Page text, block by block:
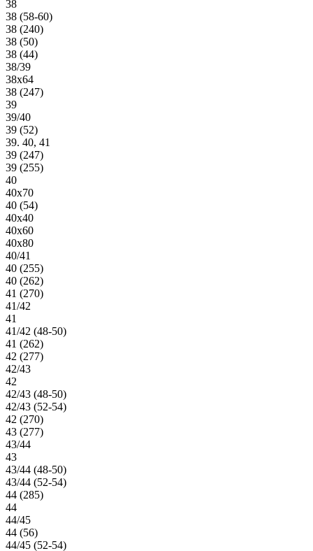
38
38 (58-60)
38 (240)
38 (50)
38 (44)
38/39
38х64
38 (247)
39
39/40
39 (52)
39. 40, 41
39 (247)
39 (255)
40
40х70
40 (54)
40х40
40х60
40х80
40/41
40 (255)
40 (262)
41 (270)
41/42
41
41/42 (48-50)
41 (262)
42 (277)
42/43
42
42/43 (48-50)
42/43 (52-54)
42 (270)
43 (277)
43/44
43
43/44 (48-50)
43/44 (52-54)
44 (285)
44
44/45
44 (56)
44/45 (52-54)